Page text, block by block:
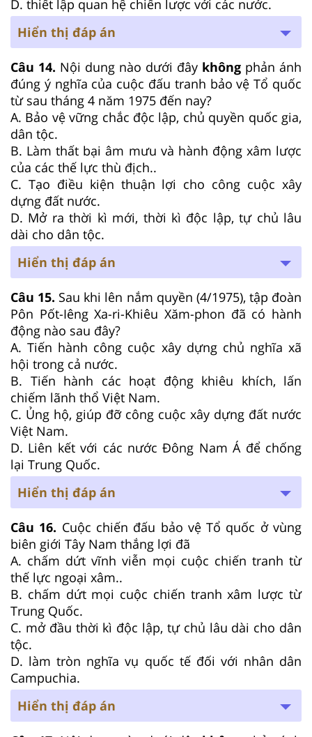
D. thiết lập quan hệ chiến lược với các nước.
Hiển thị đáp án
Câu 14. Nội dung nào dưới đây không phản ánh
đúng ý nghĩa của cuộc đấu tranh bảo vệ Tổ quốc
từ sau tháng 4 năm 1975 đến nay?
A. Bảo vệ vững chắc độc lập, chủ quyền quốc gia,
dân tộc.
B. Làm thất bại âm mưu và hành động xâm lược
của các thế lực thù địch..
C. Tạo điều kiện thuận lợi cho công cuộc xây
dựng đất nước.
D. Mở ra thời kì mới, thời kì độc lập, tự chủ lâu
dài cho dân tộc.
Hiển thị đáp án
Câu 15. Sau khi lên nắm quyền (4/1975), tập đoàn
Pôn Pốt-Iêng Xa-ri-Khiêu Xăm-phon đã có hành
động nào sau đây?
A. Tiến hành công cuộc xây dựng chủ nghĩa xã
hội trong cả nước.
B. Tiến hành các hoạt động khiêu khích, lấn
chiếm lãnh thổ Việt Nam.
C. Ủng hộ, giúp đỡ công cuộc xây dựng đất nước
Việt Nam.
D. Liên kết với các nước Đông Nam Á để chống
lại Trung Quốc.
Hiển thị đáp án
Câu 16. Cuộc chiến đấu bảo vệ Tổ quốc ở vùng
biên giới Tây Nam thắng lợi đã
A. chấm dứt vĩnh viễn mọi cuộc chiến tranh từ
thế lực ngoại xâm..
B. chấm dứt mọi cuộc chiến tranh xâm lược từ
Trung Quốc.
C. mở đầu thời kì độc lập, tự chủ lâu dài cho dân
tộc.
D. làm tròn nghĩa vụ quốc tế đối với nhân dân
Campuchia.
Hiển thị đáp án